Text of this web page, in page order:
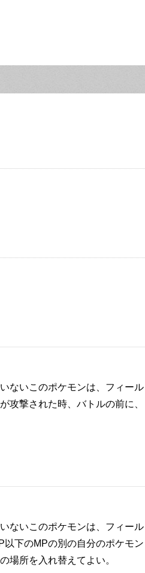
ないこのポケモンは、フィール
攻撃された時、バトルの前に、
ないこのポケモンは、フィール
以下のMPの別の自分のポケモン
場所を入れ替えてよい。